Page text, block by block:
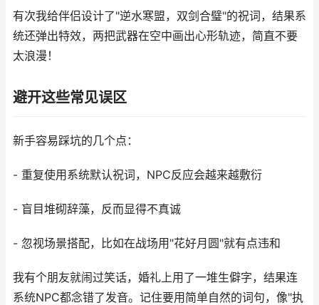
有次我给伴侣设计了"逆水寒盟，双剑合璧"的祝词，结果系
统还弹出特效，两把武器在空中画出心形轨迹，简直不要
太浪漫！
避开这些常见误区
新手容易踩坑的几个点：
- 重复使用系统默认祝词，NPC反应会越来越敷衍
- 盲目堆砌辞藻，反而显得不真诚
- 忽视场景搭配，比如在战场用"花好月圆"就有点违和
我有个朋友就闹过笑话，婚礼上用了一堆生僻字，结果连
系统NPC都念错了发音。记住要用简单自然的词句，像"执